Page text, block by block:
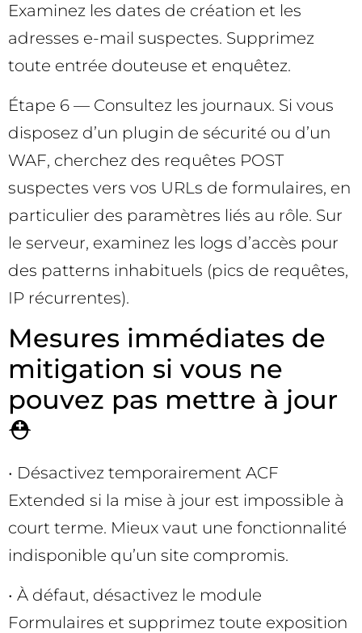
Examinez les dates de création et les
adresses e-mail suspectes. Supprimez
toute entrée douteuse et enquêtez.
Étape 6 — Consultez les journaux. Si vous
disposez d’un plugin de sécurité ou d’un
WAF, cherchez des requêtes POST
suspectes vers vos URLs de formulaires, en
particulier des paramètres liés au rôle. Sur
le serveur, examinez les logs d’accès pour
des patterns inhabituels (pics de requêtes,
IP récurrentes).
Mesures immédiates de
mitigation si vous ne
pouvez pas mettre à jour
⛑️
• Désactivez temporairement ACF
Extended si la mise à jour est impossible à
court terme. Mieux vaut une fonctionnalité
indisponible qu’un site compromis.
• À défaut, désactivez le module
Formulaires et supprimez toute exposition